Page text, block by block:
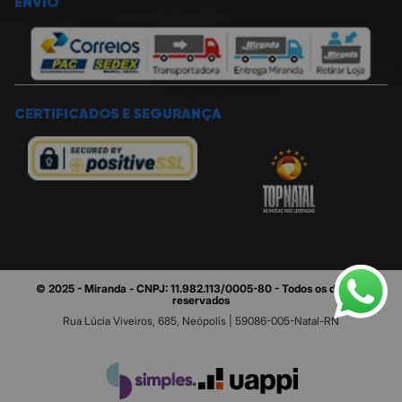
ENVIO
CERTIFICADOS E SEGURANÇA
© 2025 - Miranda - CNPJ: 11.982.113/0005-80 - Todos os direitos
reservados
Rua Lúcia Viveiros, 685, Neópolis | 59086-005-Natal-RN